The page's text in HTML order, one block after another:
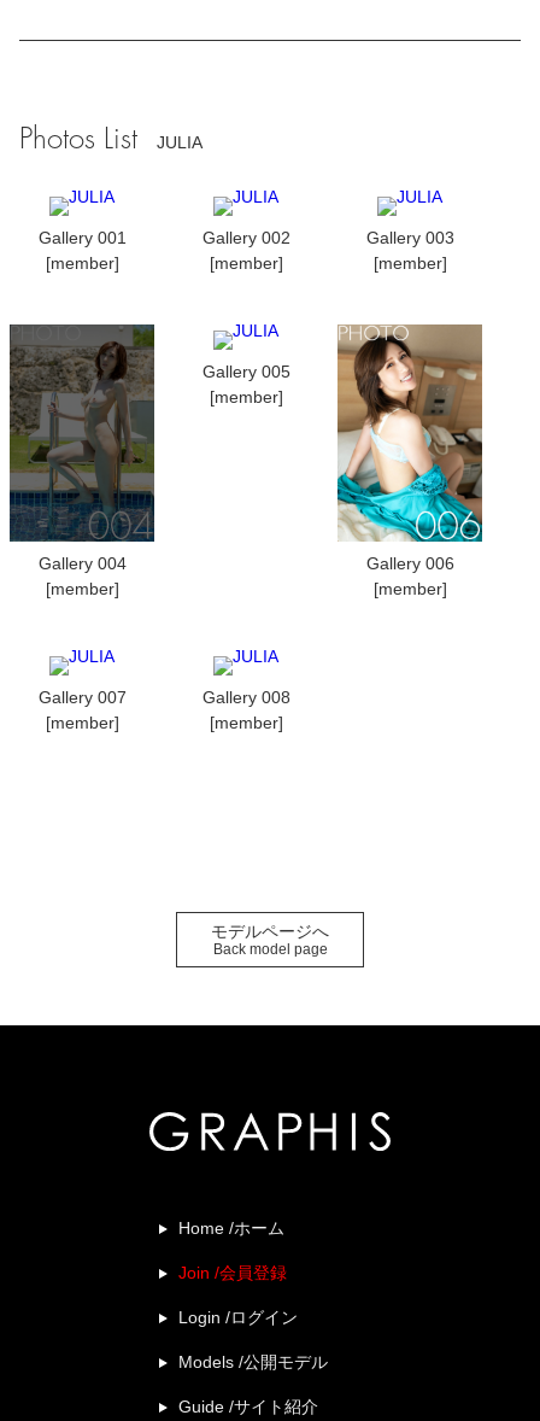
Photos List JULIA
Gallery 001
[member]
Gallery 002
[member]
Gallery 003
[member]
Gallery 004
[member]
Gallery 005
[member]
Gallery 006
[member]
Gallery 007
[member]
Gallery 008
[member]
モデルページへ
Back model page
Home /ホーム
Join /会員登録
Login /ログイン
Models /公開モデル
Guide /サイト紹介